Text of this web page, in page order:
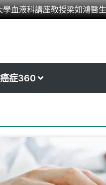
血液科講座教授梁如鴻醫
癌症360